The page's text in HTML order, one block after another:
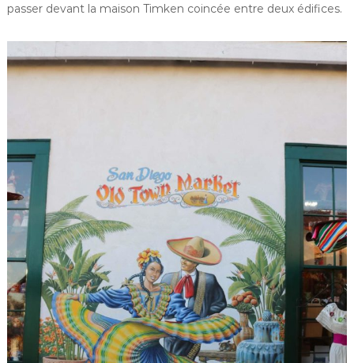
passer devant la maison Timken coincée entre deux édifices.